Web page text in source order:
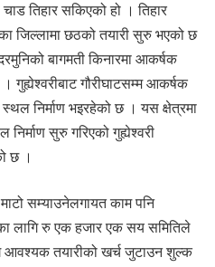
तिहार सकिएको हो । तिहार
जिल्लामा छठको तयारी सुरु भएको छ
बागमती किनारमा आकर्षक
गुह्येश्वरीबाट गौरीघाटसम्म आकर्षक
निर्माण भइरहेको छ । यस क्षेत्रमा
सुरु गरिएको गुह्येश्वरी
छ ।
सम्याउनेलगायत काम पनि
लागि रु एक हजार एक सय समितिले
तयारीको खर्च जुटाउन शुल्क